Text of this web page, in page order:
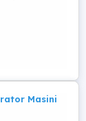
2005 și activ
Polonia,
Cu peste 2
un lider
Masini